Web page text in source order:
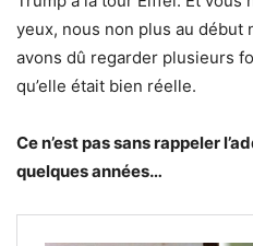
yeux, nous non plus au début
avons dû regarder plusieurs
qu’elle était bien réelle.
Ce n’est pas sans rappeler
quelques années…